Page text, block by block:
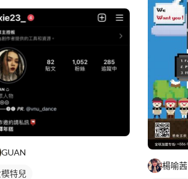
GUAN
特兒
楊喻茜